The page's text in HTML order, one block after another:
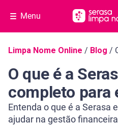
Menu
Navegação do blog
Limpa Nome Online / Blog /
O que é a
completo para
Entenda o que é a Serasa
ajudar na gestão